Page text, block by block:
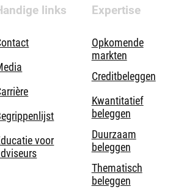
links
voor
Expertise
Opkomende
markten
Creditbeleggen
Kwantitatief
beleggen
Duurzaam
beleggen
Thematisch
beleggen